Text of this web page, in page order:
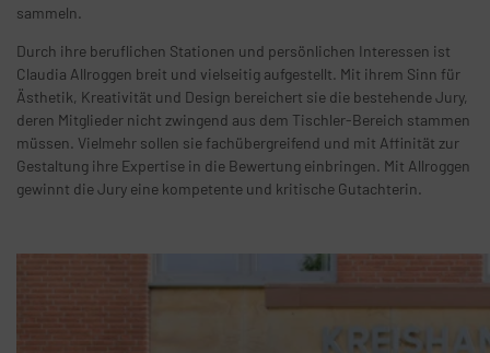
sammeln.
Durch ihre beruflichen Stationen und persönlichen Interessen ist
Claudia Allroggen breit und vielseitig aufgestellt. Mit ihrem Sinn für
Ästhetik, Kreativität und Design bereichert sie die bestehende Jury,
deren Mitglieder nicht zwingend aus dem Tischler-Bereich stammen
müssen. Vielmehr sollen sie fachübergreifend und mit Affinität zur
Gestaltung ihre Expertise in die Bewertung einbringen. Mit Allroggen
gewinnt die Jury eine kompetente und kritische Gutachterin.